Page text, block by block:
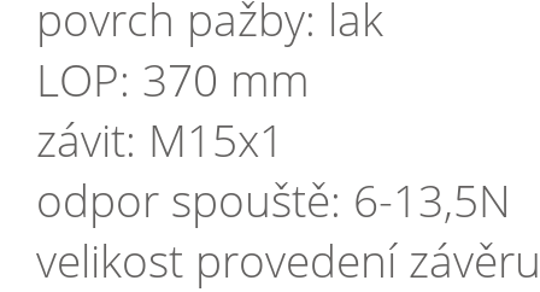
povrch pažby: lak
LOP: 370 mm
závit: M15x1
odpor spouště: 6-13,5N
velikost provedení